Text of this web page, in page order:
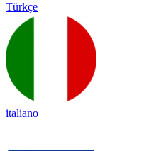
Türkçe
italiano